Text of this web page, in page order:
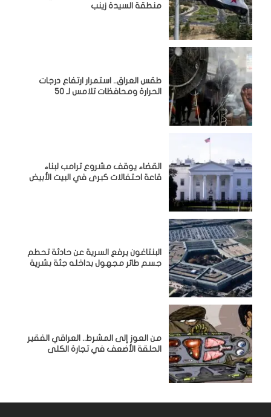
منطقة السيدة زينب
طقس العراق.. استمرار ارتفاع درجات
الحرارة ومحافظات تلامس لـ 50
القضاء يوقف مشروع ترامب لبناء
قاعة احتفالات كبرى في البيت الأبيض
البنتاغون يرفع السرية عن حادثة تحطم
جسم طائر مجهول بداخله جثة بشرية
من العوز إلى المشرط.. العراقي الفقير
الحلقة الأضعف في تجارة الكلى